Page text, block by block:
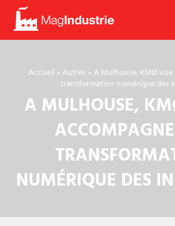
Mag
Industrie
Accueil » Autres » A Mulhouse, KMØ
transformation numérique des
A MULHOUSE,
NUMÉRIQUE DES